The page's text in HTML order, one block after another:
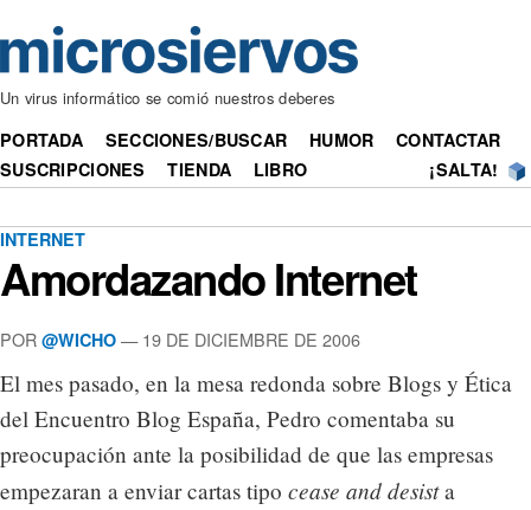
Un virus informático se comió nuestros deberes
PORTADA SECCIONES/BUSCAR HUMOR
CONTACTAR
SUSCRIPCIONES
TIENDA LIBRO ¡SALTA!
INTERNET
Amordazando Internet
POR @WICHO — 19 DE DICIEMBRE DE 2006
El mes pasado, en la mesa redonda sobre Blogs y Ética
del Encuentro Blog España, Pedro comentaba su
preocupación ante la posibilidad de que las empresas
empezaran a enviar cartas tipo cease and desista